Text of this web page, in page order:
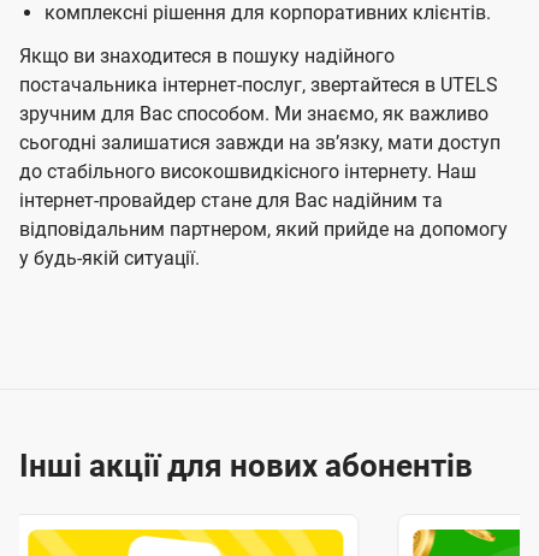
комплексні рішення для корпоративних клієнтів.
Якщо ви знаходитеся в пошуку надійного
постачальника інтернет-послуг, звертайтеся в UTELS
зручним для Вас способом. Ми знаємо, як важливо
сьогодні залишатися завжди на звʼязку, мати доступ
до стабільного високошвидкісного інтернету. Наш
інтернет-провайдер стане для Вас надійним та
відповідальним партнером, який прийде на допомогу
у будь-якій ситуації.
Інші акції для нових абонентів